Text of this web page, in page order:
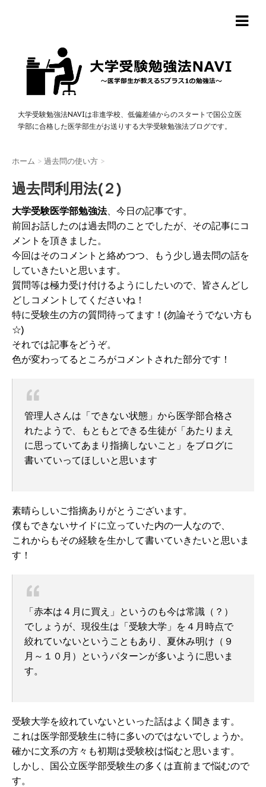
大学受験勉強法NAVIは非進学校、低偏差値からのスタートで国公立医
学部に合格した医学部生がお送りする大学受験勉強法ブログです。
ホーム > 過去問の使い方 >
過去問利用法(２)
大学受験医学部勉強法、今日の記事です。
前回お話したのは過去問のことでしたが、その記事にコ
メントを頂きました。
今回はそのコメントと絡めつつ、もう少し過去問の話を
していきたいと思います。
質問等は極力受け付けるようにしたいので、皆さんどし
どしコメントしてくださいね！
特に受験生の方の質問待ってます！(勿論そうでない方も
☆)
それでは記事をどうぞ。
色が変わってるところがコメントされた部分です！
管理人さんは「できない状態」から医学部合格さ
れたようで、もともとできる生徒が「あたりまえ
に思っていてあまり指摘しないこと」をブログに
書いていってほしいと思います
素晴らしいご指摘ありがとうございます。
僕もできないサイドに立っていた内の一人なので、
これからもその経験を生かして書いていきたいと思いま
す！
「赤本は４月に買え」というのも今は常識（？）
でしょうが、現役生は「受験大学」を４月時点で
絞れていないということもあり、夏休み明け（９
月～１０月）というパターンが多いように思いま
す。
受験大学を絞れていないといった話はよく聞きます。
これは医学部受験生に特に多いのではないでしょうか。
確かに文系の方々も初期は受験校は悩むと思います。
しかし、国公立医学部受験生の多くは直前まで悩むので
す。